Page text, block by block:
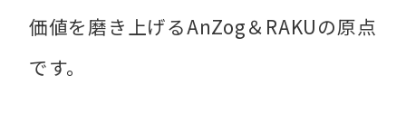
価値を磨き上げるAnZog＆RAKUの原点
です。